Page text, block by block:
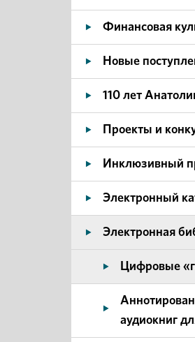
Финансовая
Новые
110 лет
Проекты и
Инклюзивный
Электронный
Электронная
Цифровые
аудиокниг